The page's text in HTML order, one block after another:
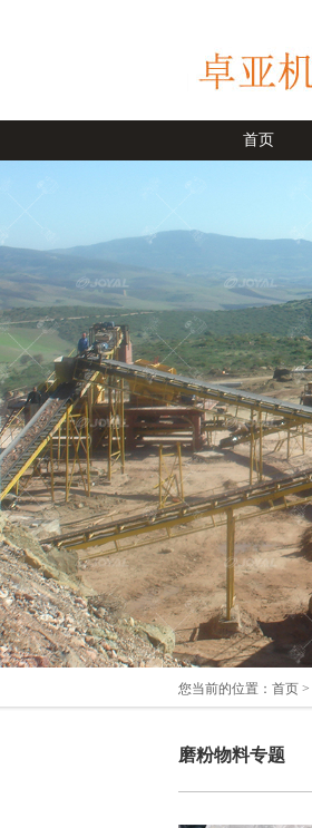
首页
您当前的位置： 首页 >
磨粉物料专题